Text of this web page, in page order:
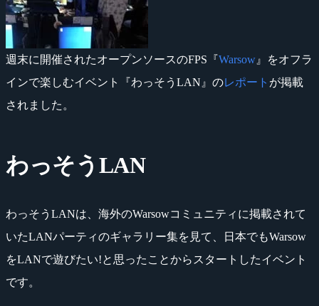
週末に開催されたオープンソースのFPS『Warsow 』をオフラ
インで楽しむイベント『わっそうLAN』のレポート が掲載
されました。
わっそうLAN
わっそうLANは、海外のWarsowコミュニティに掲載されて
いたLANパーティのギャラリー集を見て、日本でもWarsow
をLANで遊びたい!と思ったことからスタートしたイベント
です。